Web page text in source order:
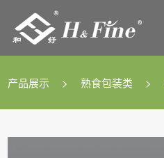

产品展示 > 熟食包装类 >